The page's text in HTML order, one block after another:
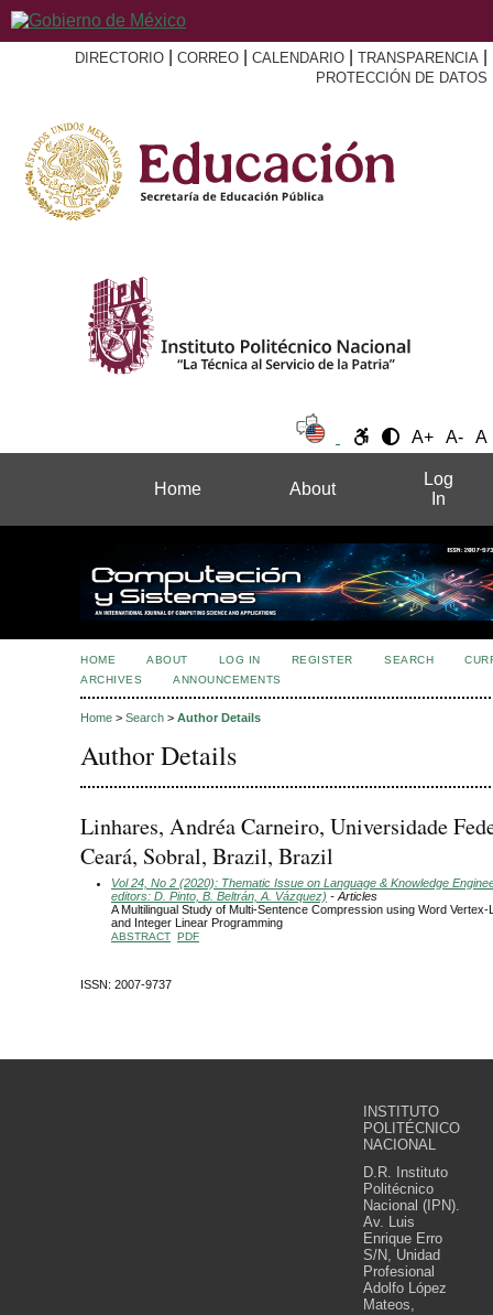
DIRECTORIO CORREO CALENDARIO TRANSPARENCIA
PROTECCIÓN DE DATOS
A+ A- A
Home About
Log
In
HOME ABOUT LOG IN REGISTER SEARCH
ARCHIVES
ANNOUNCEMENTS
Home > Search > Author Details
Author Details
Linhares, Andréa Carneiro, Universidade
Ceará, Sobral, Brazil, Brazil
Vol 24, No 2 (2020): Thematic Issue on Language & Knowledge
editors: D. Pinto, B. Beltrán, A. Vázquez) - Articles
A Multilingual Study of Multi-Sentence Compression using Word
and Integer Linear Programming
ABSTRACT PDF
ISSN: 2007-9737
INSTITUTO
POLITÉCNICO
NACIONAL
D.R. Instituto
Politécnico
Nacional (IPN).
Av. Luis
Enrique Erro
S/N, Unidad
Profesional
Adolfo López
Mateos,